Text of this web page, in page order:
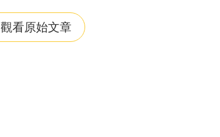
觀看原始文章